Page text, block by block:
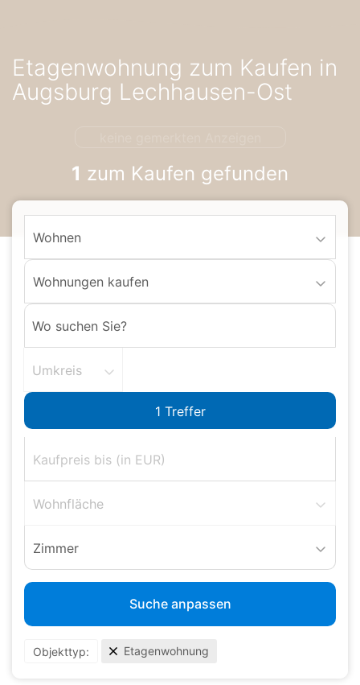
zur
Navigation
zum
Etagenwohnung zum Kaufen in
Augsburg Lechhausen-Ost
1 zum Kaufen gefunden
Wohnen
Wohnungen kaufen
Umkreis
Wohnfläche
Zimmer
Suche anpassen
Objekttyp: Etagenwohnung